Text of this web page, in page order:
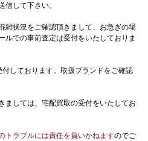
信して下さい。
雑状況をご確認頂きまして、お急ぎの場
ルでの事前査定は受付をいたしておりま
付しております。取扱ブランドをご確認
しては、宅配買取の受付をいたしてお
トラブルには責任を負いかねますのでご